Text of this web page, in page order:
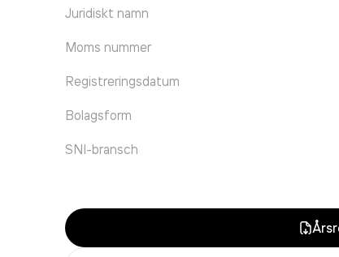
Juridiskt namn
Moms nummer
Registreringsdatum
Bolagsform
SNI-bransch